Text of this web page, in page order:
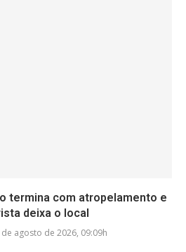
termina com atropelamento e
deixa o local
agosto de 2026, 09:09h